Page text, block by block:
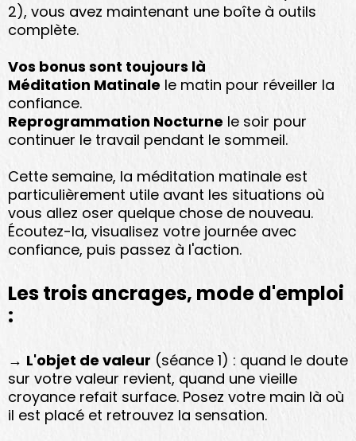
2), vous avez maintenant une boîte à outils
complète.
Vos bonus sont toujours là
Méditation Matinale le matin pour réveiller la
confiance.
Reprogrammation Nocturne le soir pour
continuer le travail pendant le sommeil.
Cette semaine, la méditation matinale est
particulièrement utile avant les situations où
vous allez oser quelque chose de nouveau.
Écoutez-la, visualisez votre journée avec
confiance, puis passez à l'action.
Les trois ancrages, mode d'emploi
:
→ L'objet de valeur (séance 1) : quand le doute
sur votre valeur revient, quand une vieille
croyance refait surface. Posez votre main là où
il est placé et retrouvez la sensation.